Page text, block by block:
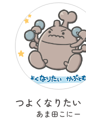
あま田こにー